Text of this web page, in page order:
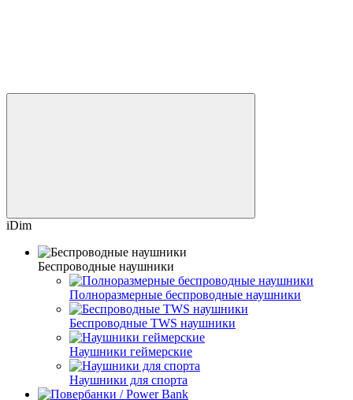
iDim
Беспроводные наушники
Полноразмерные беспроводные наушники
Беспроводные TWS наушники
Наушники геймерские
Наушники для спорта